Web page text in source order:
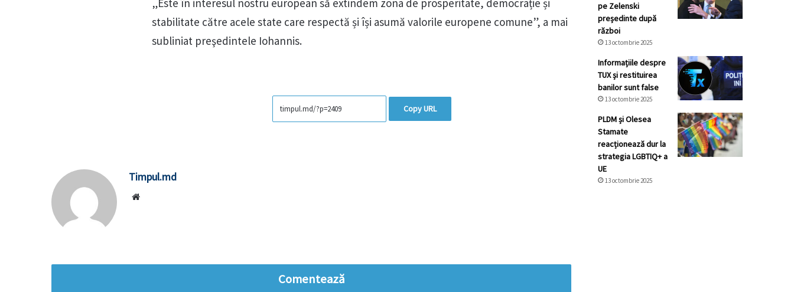
„Este în interesul nostru european să extindem zona de prosperitate, democrație și
stabilitate către acele state care respectă și își asumă valorile europene comune”, a mai
subliniat preşedintele Iohannis.
Copy URL
Timpul.md
Comentează
pe Zelenski
președinte după
război
13 octombrie 2025
Informațiile despre
TUX și restituirea
banilor sunt false
13 octombrie 2025
PLDM și Olesea
Stamate
reacționează dur la
strategia LGBTIQ+ a
UE
13 octombrie 2025